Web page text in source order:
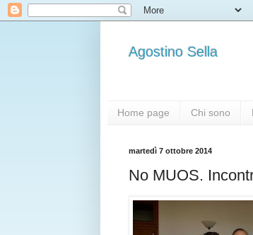
Agostino Sella
Home page Chi sono
martedì 7 ottobre 2014
No MUOS.